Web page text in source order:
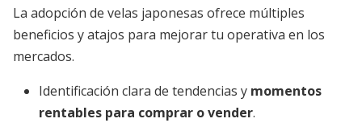
La adopción de velas japonesas ofrece múltiples
beneficios y atajos para mejorar tu operativa en los
mercados.
Identificación clara de tendencias y momentos
rentables para comprar o vender.